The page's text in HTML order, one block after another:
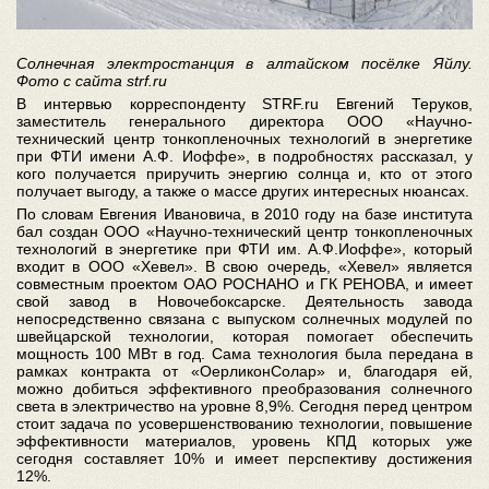
Солнечная электростанция в алтайском посёлке Яйлу.
Фото с сайта strf.ru
В интервью корреспонденту STRF.ru Евгений Теруков,
заместитель генерального директора ООО «Научно-
технический центр тонкопленочных технологий в энергетике
при ФТИ имени А.Ф. Иоффе», в подробностях рассказал, у
кого получается приручить энергию солнца и, кто от этого
получает выгоду, а также о массе других интересных нюансах.
По словам Евгения Ивановича, в 2010 году на базе института
бал создан ООО «Научно-технический центр тонкопленочных
технологий в энергетике при ФТИ им. А.Ф.Иоффе», который
входит в ООО «Хевел». В свою очередь, «Хевел» является
совместным проектом ОАО РОСНАНО и ГК РЕНОВА, и имеет
свой завод в Новочебоксарске. Деятельность завода
непосредственно связана с выпуском солнечных модулей по
швейцарской технологии, которая помогает обеспечить
мощность 100 МВт в год. Сама технология была передана в
рамках контракта от «ОерликонСолар» и, благодаря ей,
можно добиться эффективного преобразования солнечного
света в электричество на уровне 8,9%. Сегодня перед центром
стоит задача по усовершенствованию технологии, повышение
эффективности материалов, уровень КПД которых уже
сегодня составляет 10% и имеет перспективу достижения
12%.